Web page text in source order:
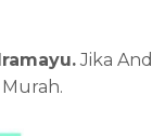
Jika